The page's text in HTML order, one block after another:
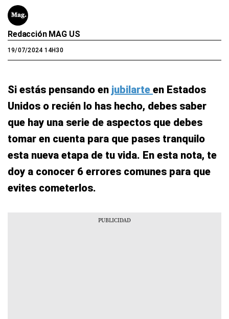
Redacción MAG US
19/07/2024 14H30
Si estás pensando en jubilarte en Estados
Unidos o recién lo has hecho, debes saber
que hay una serie de aspectos que debes
tomar en cuenta para que pases tranquilo
esta nueva etapa de tu vida. En esta nota, te
doy a conocer 6 errores comunes para que
evites cometerlos.